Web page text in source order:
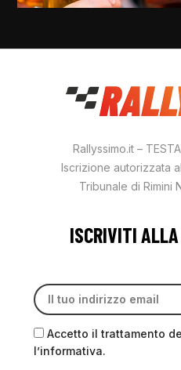
Rallyssimo.it –
Iscrizione autorizzata
Tribunale di Rimini
ISCRIVITI
Accetto il trattamento
l’informativa.